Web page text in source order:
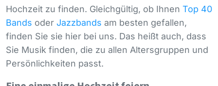
Hochzeit zu finden. Gleichgültig, ob Ihnen Top 40
Bands oder Jazzbands am besten gefallen,
finden Sie sie hier bei uns. Das heißt auch, dass
Sie Musik finden, die zu allen Altersgruppen und
Persönlichkeiten passt.